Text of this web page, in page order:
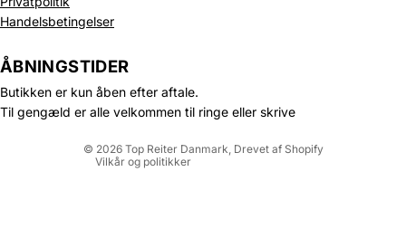
Handelsbetingelser
ÅBNINGSTIDER
Butikken er kun åben efter aftale.
Til gengæld er alle velkommen til ringe eller skrive
© 2026 Top Reiter Danmark, Drevet af Shopify
Vilkår og politikker
Refusionspolitik
Leveringspolitik
Servicevilkår